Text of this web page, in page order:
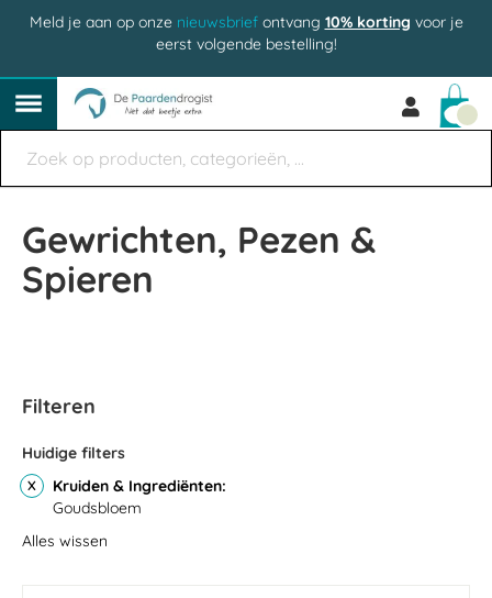
Meld je aan op onze nieuwsbriefontvang 10% korting voor je
eerst volgende bestelling!
Gewrichten, Pezen &
Spieren
Filteren
Huidige filters
Kruiden & Ingrediënten
Goudsbloem
Alles wissen